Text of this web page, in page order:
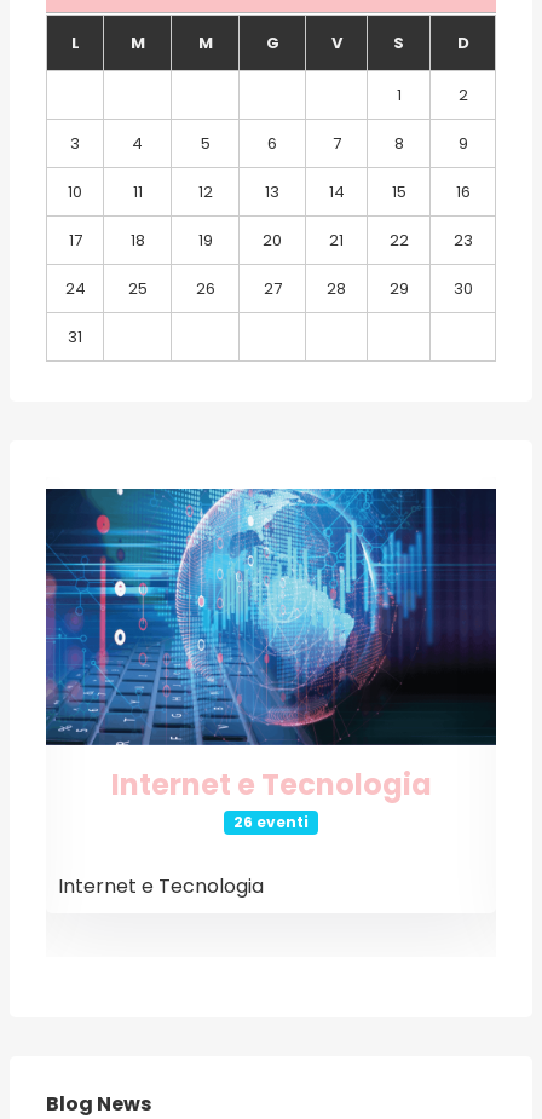
L M M G V S D
1 2
3 4 5 6 7 8 9
10 11 12 13 14 15 16
17 18 19 20 21 22 23
24 25 26 27 28 29 30
31
Internet e Tecnologia
26 eventi
Internet e Tecnologia
Blog News